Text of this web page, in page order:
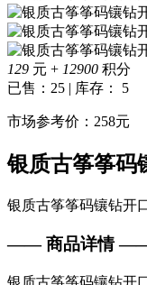
129 元 + 12900 积分
已售：25 | 库存： 5
市场参考价：258元
银质古筝筝码
银质古筝筝码镶钻开
—— 商品详情
银质古筝筝码镶钻开